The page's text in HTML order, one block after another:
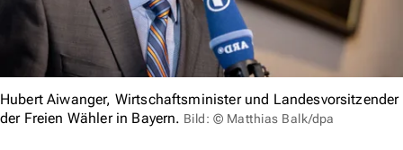
Hubert Aiwanger, Wirtschaftsminister und Landesvorsitzender
der Freien Wähler in Bayern. Bild: © Matthias Balk/dpa